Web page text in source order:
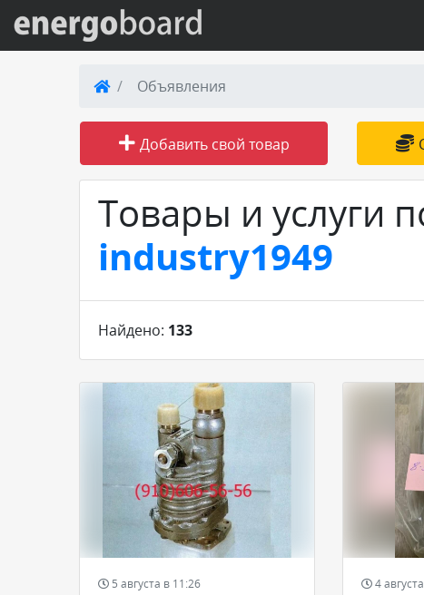
Вход на сайт
Поиск по сайту
Публикации
Справка
Товары и услуги
Объявления
Добавить свой товар
Товары и услуги
industry1949
Найдено: 133
5 августа в 11:26
4